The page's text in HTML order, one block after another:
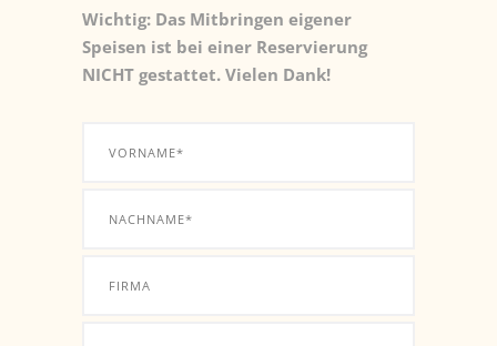
Wichtig: Das Mitbringen eigener
Speisen ist bei einer Reservierung
NICHT gestattet. Vielen Dank!